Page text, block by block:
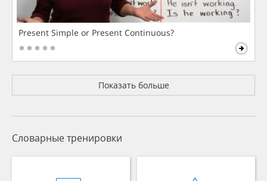
Present Simple or Present Continuous?
Показать больше
Словарные тренировки